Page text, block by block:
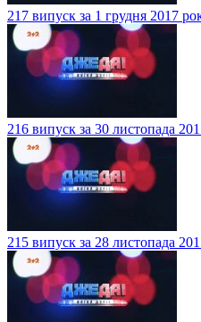
217 випуск за 1 грудня 2017
216 випуск за 30 листопада
215 випуск за 28 листопада